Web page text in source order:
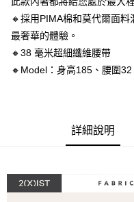
【關於「AFTEE先享後付」】
便利好安心！
１．簡單：不需註冊會員、不需
２．便利：只要手機號碼，簡訊
３．安心：先確認商品／服務
結帳頁面，進行簡訊認證並確
２．訂單成立數日內，您將收到
※ 請注意：結帳手續完成當下
購買商品的店家。未經商家同
ATM付款
運送方式
付款後全家取貨
每筆NT$80，滿NT$1,200(
每筆NT$80，滿NT$1,200(
🔸採用PIMA棉和莫代爾面
最奢華的體驗。
🔸38 毫米超細纖維腰帶
🔸Model：身高185、腰圍
詳細說明